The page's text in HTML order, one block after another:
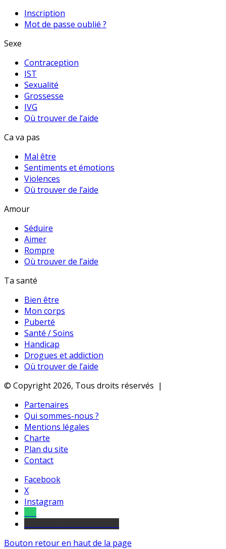
Inscription
Mot de passe oublié ?
Sexe
Contraception
IST
Sexualité
Grossesse
IVG
Où trouver de l’aide
Ca va pas
Mal être
Sentiments et émotions
Violences
Où trouver de l’aide
Amour
Séduire
Aimer
Rompre
Où trouver de l’aide
Ta santé
Bien être
Mon corps
Puberté
Santé / Soins
Handicap
Drogues et addiction
Où trouver de l’aide
© Copyright 2026, Tous droits réservés |
Partenaires
Qui sommes-nous ?
Mentions légales
Charte
Plan du site
Contact
Facebook
X
Instagram
Bouton retour en haut de la page